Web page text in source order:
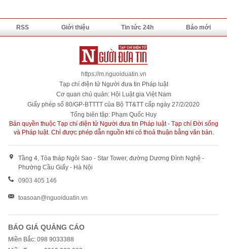
RSS Giới thiệu Tin tức 24h Báo mới
https://m.nguoiduatin.vn
Tạp chí điện tử Người đưa tin Pháp luật
Cơ quan chủ quản: Hội Luật gia Việt Nam
Giấy phép số 80/GP-BTTTT của Bộ TT&TT cấp ngày 27/2/2020
Tổng biên tập: Phạm Quốc Huy
Bản quyền thuộc Tạp chí điện tử Người đưa tin Pháp luật - Tạp chí Đời sống
và Pháp luật. Chỉ được phép dẫn nguồn khi có thoả thuận bằng văn bản.
Tầng 4, Tòa tháp Ngôi Sao - Star Tower, đường Dương Đình Nghệ -
Phường Cầu Giấy - Hà Nội
0903 405 146
toasoan@nguoiduatin.vn
BÁO GIÁ QUẢNG CÁO
Miền Bắc: 098 9033388